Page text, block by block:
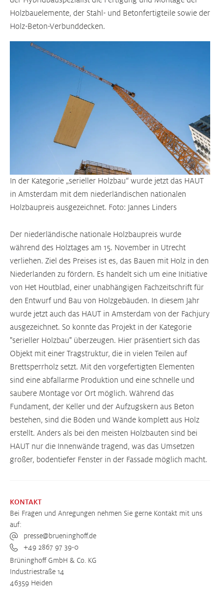
Holzbauelemente, der Stahl- und Betonfertigteile sowie der
Holz-Beton-Verbunddecken.
In der Kategorie „serieller Holzbau“ wurde jetzt das HAUT
in Amsterdam mit dem niederländischen nationalen
Holzbaupreis ausgezeichnet. Foto: Jannes Linders
Der niederländische nationale Holzbaupreis wurde
während des Holztages am 15. November in Utrecht
verliehen. Ziel des Preises ist es, das Bauen mit Holz in den
Niederlanden zu fördern. Es handelt sich um eine Initiative
von Het Houtblad, einer unabhängigen Fachzeitschrift für
den Entwurf und Bau von Holzgebäuden. In diesem Jahr
wurde jetzt auch das HAUT in Amsterdam von der Fachjury
ausgezeichnet. So konnte das Projekt in der Kategorie
"serieller Holzbau" überzeugen. Hier präsentiert sich das
Objekt mit einer Tragstruktur, die in vielen Teilen auf
Brettsperrholz setzt. Mit den vorgefertigten Elementen
sind eine abfallarme Produktion und eine schnelle und
saubere Montage vor Ort möglich. Während das
Fundament, der Keller und der Aufzugskern aus Beton
bestehen, sind die Böden und Wände komplett aus Holz
erstellt. Anders als bei den meisten Holzbauten sind bei
HAUT nur die Innenwände tragend, was das Umsetzen
großer, bodentiefer Fenster in der Fassade möglich macht.
KONTAKT
Bei Fragen und Anregungen nehmen Sie gerne Kontakt mit uns
auf:
presse@brueninghoff.de
+49 2867 97 39-0
Brüninghoff GmbH & Co. KG
Industriestraße 14
46359 Heiden